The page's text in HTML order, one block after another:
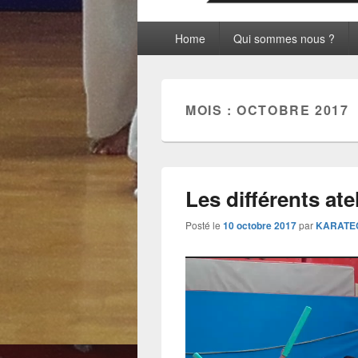
principalHome Qui sommes nous ?
MOIS :OCTOBRE 2017
Les différents
Posté le 10 octobre 2017par
Lecteur
vidéo